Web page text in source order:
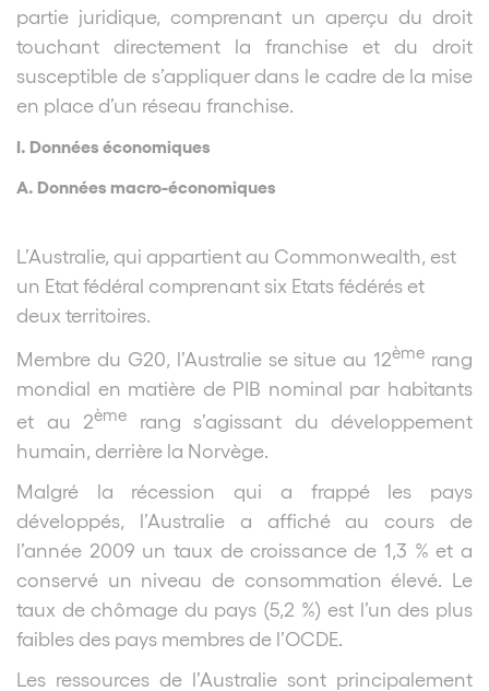
partie juridique, comprenant un aperçu du droit
touchant directement la franchise et du droit
susceptible de s’appliquer dans le cadre de la mise
en place d’un réseau franchise.
I. Données économiques
A. Données macro-économiques
L’Australie, qui appartient au Commonwealth, est
un Etat fédéral comprenant six Etats fédérés et
deux territoires.
Membre du G20, l’Australie se situe au 12ème rang
mondial en matière de PIB nominal par habitants
et au 2ème rang s’agissant du développement
humain, derrière la Norvège.
Malgré la récession qui a frappé les pays
développés, l’Australie a affiché au cours de
l’année 2009 un taux de croissance de 1,3 % et a
conservé un niveau de consommation élevé. Le
taux de chômage du pays (5,2 %) est l’un des plus
faibles des pays membres de l’OCDE.
Les ressources de l’Australie sont principalement